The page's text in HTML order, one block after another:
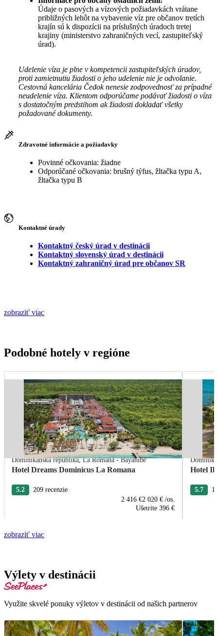
Údaje o pasových a vízových požiadavkách vrátane
približných lehôt na vybavenie víz pre občanov tretích
krajín sú k dispozícii na príslušných úradoch tretej
krajiny (ministerstvo zahraničných vecí, zastupiteľský
úrad).
Udelenie víza je plne v kompetencii zastupiteľských úradov,
proti zamietnutiu žiadosti o jeho udelenie nie je odvolanie.
Cestovná kancelária Čedok nenesie zodpovednosť za prípadné
neudelenie víza. Klientom odporúčame podávať žiadosti o víza
s dostatočným predstihom ak žiadosti dokladať všetky
požadované dokumenty.
Zdravotné informácie a požiadavky
Povinné očkovania: žiadne
Odporúčané očkovania: brušný týfus, žltačka typu A,
žltačka typu B
Kontaktné úrady
Kontaktný český úrad v destinácii
Kontaktný slovenský úrad v destinácii
Kontaktný zahraničný úrad pre občanov SR
zobraziť viac
Podobné hotely v regióne
Dominikánska republika,La Romana - Bayahibe
Hotel Dreams Dominicus La Romana
5.2
209 recenzie
2 416 €2 020 € /os.
Ušetrite 396 €
Hotel
5.7
zobraziť viac
Výlety v destinácii
Využite skvelé ponuky výletov v destinácii od našich partnerov